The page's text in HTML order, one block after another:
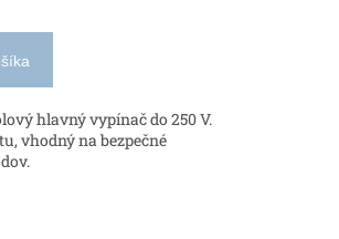
hlavný vypínač do 250 V.
vhodný na bezpečné